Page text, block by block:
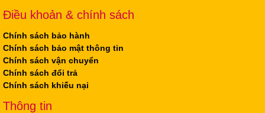
Điều khoản & chính sách
Chính sách bảo hành
Chính sách bảo mật thông tin
Chính sách vận chuyển
Chính sách đổi trả
Chính sách khiếu nại
Thông tin